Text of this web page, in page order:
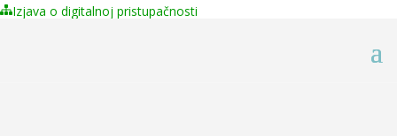
Izjava o digitalnoj pristupačnosti